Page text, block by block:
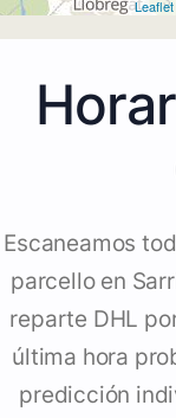
Leaflet
Escaneamos
parcello en
reparte DHL
última hora
predicción